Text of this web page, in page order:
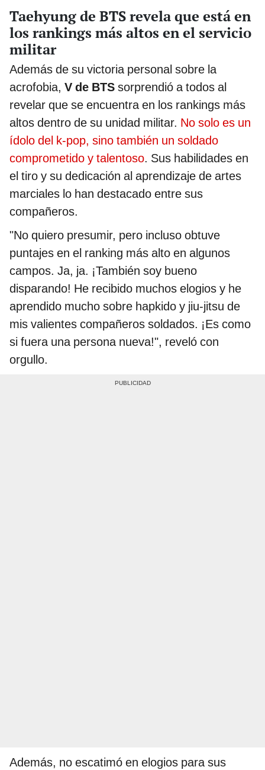
Taehyung de BTS revela que está en
los rankings más altos en el servicio
militar
Además de su victoria personal sobre la
acrofobia, V de BTS sorprendió a todos al
revelar que se encuentra en los rankings más
altos dentro de su unidad militar. No solo es un
ídolo del k-pop, sino también un soldado
comprometido y talentoso. Sus habilidades en
el tiro y su dedicación al aprendizaje de artes
marciales lo han destacado entre sus
compañeros.
"No quiero presumir, pero incluso obtuve
puntajes en el ranking más alto en algunos
campos. Ja, ja. ¡También soy bueno
disparando! He recibido muchos elogios y he
aprendido mucho sobre hapkido y jiu-jitsu de
mis valientes compañeros soldados. ¡Es como
si fuera una persona nueva!", reveló con
orgullo.
Además, no escatimó en elogios para sus